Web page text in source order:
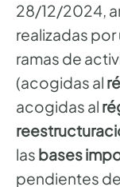
28/12/2024,
realizadas
ramas de
(acogidas al
acogidas al
las bases
pendientes